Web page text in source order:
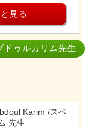
見る
ゥルカリム先生
Karim /スベ
先生